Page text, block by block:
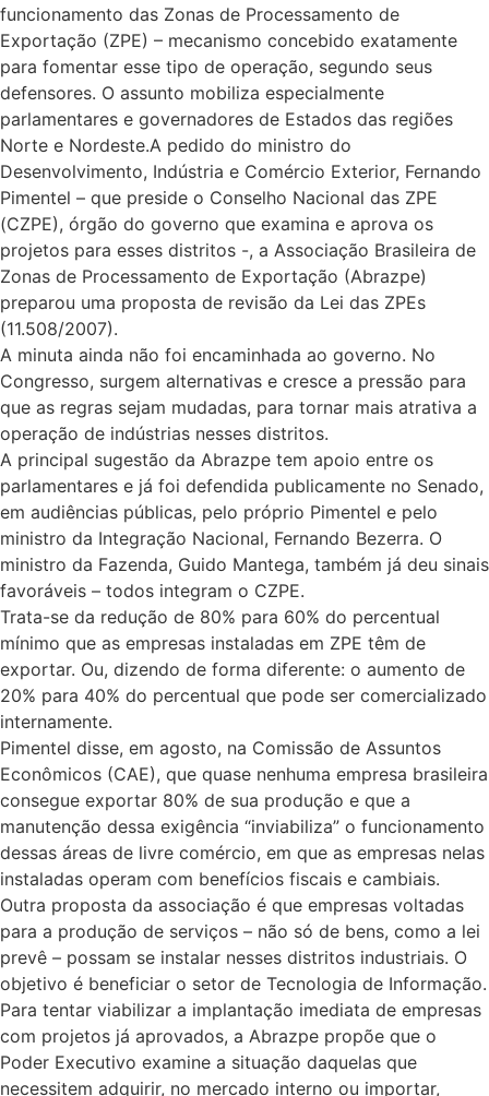
funcionamento das Zonas de Processamento de
Exportação (ZPE) – mecanismo concebido exatamente
para fomentar esse tipo de operação, segundo seus
defensores. O assunto mobiliza especialmente
parlamentares e governadores de Estados das regiões
Norte e Nordeste.A pedido do ministro do
Desenvolvimento, Indústria e Comércio Exterior, Fernando
Pimentel – que preside o Conselho Nacional das ZPE
(CZPE), órgão do governo que examina e aprova os
projetos para esses distritos -, a Associação Brasileira de
Zonas de Processamento de Exportação (Abrazpe)
preparou uma proposta de revisão da Lei das ZPEs
(11.508/2007).
A minuta ainda não foi encaminhada ao governo. No
Congresso, surgem alternativas e cresce a pressão para
que as regras sejam mudadas, para tornar mais atrativa a
operação de indústrias nesses distritos.
A principal sugestão da Abrazpe tem apoio entre os
parlamentares e já foi defendida publicamente no Senado,
em audiências públicas, pelo próprio Pimentel e pelo
ministro da Integração Nacional, Fernando Bezerra. O
ministro da Fazenda, Guido Mantega, também já deu sinais
favoráveis – todos integram o CZPE.
Trata-se da redução de 80% para 60% do percentual
mínimo que as empresas instaladas em ZPE têm de
exportar. Ou, dizendo de forma diferente: o aumento de
20% para 40% do percentual que pode ser comercializado
internamente.
Pimentel disse, em agosto, na Comissão de Assuntos
Econômicos (CAE), que quase nenhuma empresa brasileira
consegue exportar 80% de sua produção e que a
manutenção dessa exigência “inviabiliza” o funcionamento
dessas áreas de livre comércio, em que as empresas nelas
instaladas operam com benefícios fiscais e cambiais.
Outra proposta da associação é que empresas voltadas
para a produção de serviços – não só de bens, como a lei
prevê – possam se instalar nesses distritos industriais. O
objetivo é beneficiar o setor de Tecnologia de Informação.
Para tentar viabilizar a implantação imediata de empresas
com projetos já aprovados, a Abrazpe propõe que o
Poder Executivo examine a situação daquelas que
necessitem adquirir, no mercado interno ou importar,